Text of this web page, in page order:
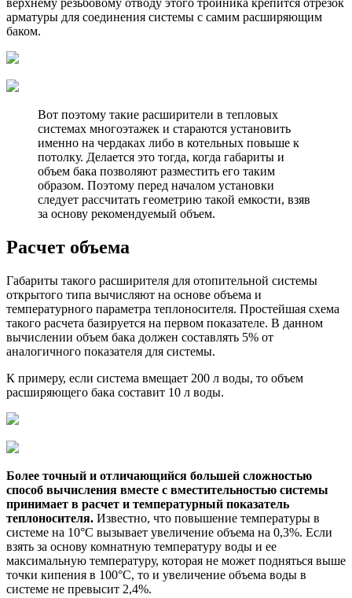
верхнему резьбовому отводу этого тройника крепится отрезок
арматуры для соединения системы с самим расширяющим
баком.
Вот поэтому такие расширители в тепловых
системах многоэтажек и стараются установить
именно на чердаках либо в котельных повыше к
потолку. Делается это тогда, когда габариты и
объем бака позволяют разместить его таким
образом. Поэтому перед началом установки
следует рассчитать геометрию такой емкости, взяв
за основу рекомендуемый объем.
Расчет объема
Габариты такого расширителя для отопительной системы
открытого типа вычисляют на основе объема и
температурного параметра теплоносителя. Простейшая схема
такого расчета базируется на первом показателе. В данном
вычислении объем бака должен составлять 5% от
аналогичного показателя для системы.
К примеру, если система вмещает 200 л воды, то объем
расширяющего бака составит 10 л воды.
Более точный и отличающийся большей сложностью
способ вычисления вместе с вместительностью системы
принимает в расчет и температурный показатель
теплоносителя. Известно, что повышение температуры в
системе на 10°C вызывает увеличение объема на 0,3%. Если
взять за основу комнатную температуру воды и ее
максимальную температуру, которая не может подняться выше
точки кипения в 100°C, то и увеличение объема воды в
системе не превысит 2,4%.